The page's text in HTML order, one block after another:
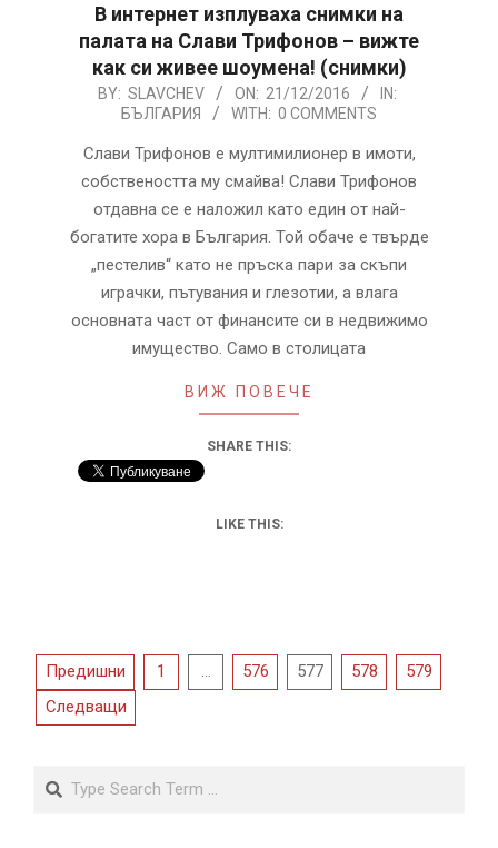
В интернет изплуваха снимки на
палата на Слави Трифонов – вижте
как си живее шоумена! (снимки)
2016-BY: SLAVCHEV ON: 21/12/2016
IN:
БЪЛГАРИЯ
WITH: 0 COMMENTS
Слави Трифонов е мултимилионер в имоти,
собствеността му смайва! Слави Трифонов
отдавна се е наложил като един от най-
богатите хора в България. Той обаче е твърде
„пестелив“ като не пръска пари за скъпи
играчки, пътувания и глезотии, а влага
основната част от финансите си в недвижимо
имущество. Само в столицата
ВИЖ ПОВЕЧЕ
SHARE THIS:
LIKE THIS:
Разделяне
на
на
Предишни 1 … 576 577 578
579
Следващи
Search